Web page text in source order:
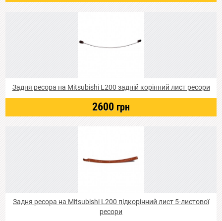
Задня ресора на Mitsubishi L200 задній корінний лист ресори
2600 грн
Задня ресора на Mitsubishi L200 підкорінний лист 5-листової
ресори